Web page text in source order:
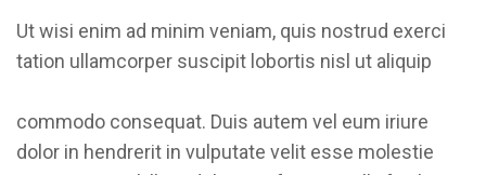
Ut wisi enim ad minim veniam, quis nostrud exerci
tation ullamcorper suscipit lobortis nisl ut aliquip
commodo consequat. Duis autem vel eum iriure
dolor in hendrerit in vulputate velit esse molestie